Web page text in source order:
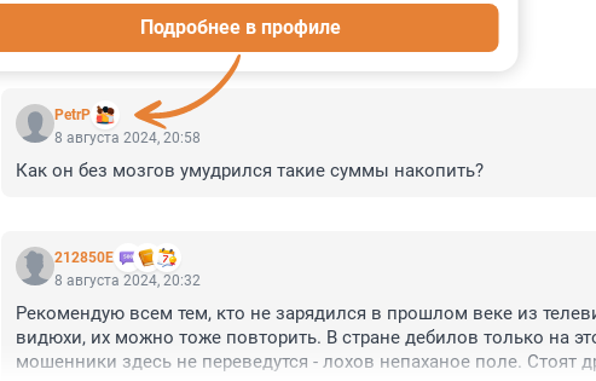
КОММЕНТАРИИ 21
PetrP
Подробнее в профиле
8 августа 2024, 20:58
Как он без мозгов умудрился такие суммы накопить?
212850Е
8 августа 2024, 20:32
Рекомендую всем тем, кто не зарядился в прошлом веке из
видюхи, их можно тоже повторить. В стране дебилов только на
мошенники здесь не переведутся - лохов непаханое поле. Стоят